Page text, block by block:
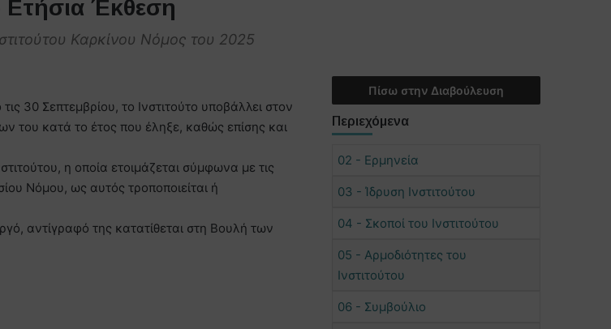
Ετήσια Έκθεση
Καρκίνου Νόμος του 2025
30 Σεπτεμβρίου, το Ινστιτούτο υποβάλλει στον
του κατά το έτος που έληξε, καθώς επίσης και
η οποία ετοιμάζεται σύμφωνα με τις
Νόμου, ως αυτός τροποποιείται ή
αντίγραφό της κατατίθεται στη Βουλή των
Πίσω στην Διαβούλευση
Περιεχόμενα
02 - Ερμηνεία
03 - Ίδρυση Ινστιτούτου
04 - Σκοποί του Ινστιτούτου
05 - Αρμοδιότητες του
Ινστιτούτου
06 - Συμβούλιο